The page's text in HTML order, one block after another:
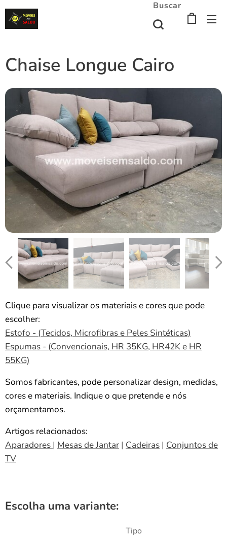
Buscar
Chaise Longue Cairo
Clique para visualizar os materiais e cores que pode
escolher:
Estofo - (Tecidos, Microfibras e Peles Sintéticas)
Espumas - (Convencionais, HR 35KG, HR42K e HR
55KG)
Somos fabricantes, pode personalizar design, medidas,
cores e materiais. Indique o que pretende e nós
orçamentamos.
Artigos relacionados:
Aparadores | Mesas de Jantar | Cadeiras | Conjuntos de
TV
Escolha uma variante:
Tipo